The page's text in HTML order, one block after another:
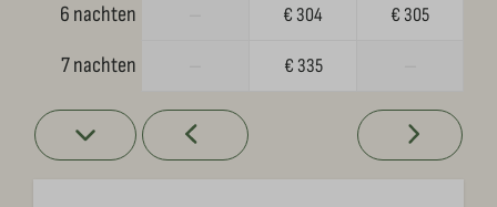
6 nachten € 304 € 305
7 nachten € 335